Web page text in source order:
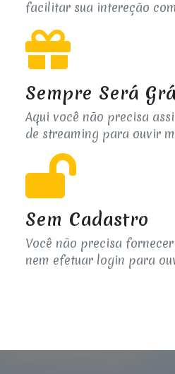
facilitar sua intereção
Sempre Será
Aqui você não precisa
de streaming para ouvir
Sem Cadastro
Você não precisa
nem efetuar login para